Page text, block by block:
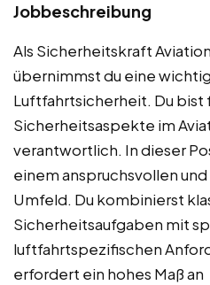
Jobbeschreibung
Als Sicherheitskraft
übernimmst du eine
Luftfahrtsicherheit. Du bist
Sicherheitsaspekte im
verantwortlich. In dieser
einem anspruchsvollen
Umfeld. Du kombinierst
Sicherheitsaufgaben mit
luftfahrtspezifischen
erfordert ein hohes Maß an